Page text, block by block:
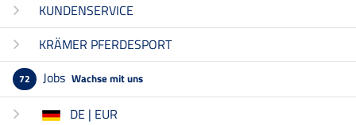
KUNDENSERVICE
KRÄMER PFERDESPORT
72 Jobs Wachse mit uns
DE | EUR